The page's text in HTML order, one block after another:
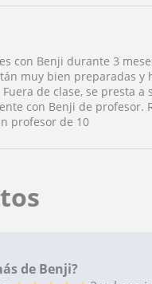
con Benji durante 3
muy bien preparadas
de clase, se presta
con Benji de profesor.
profesor de 10
de Benji?